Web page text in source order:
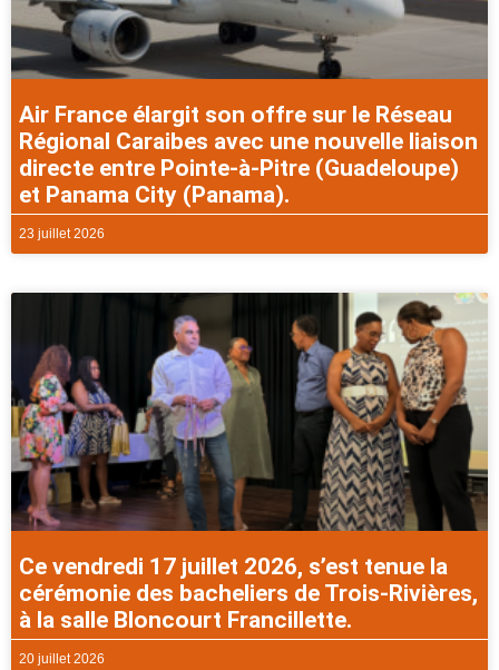
Air France élargit son offre sur le Réseau
Régional Caraibes avec une nouvelle liaison
directe entre Pointe-à-Pitre (Guadeloupe)
et Panama City (Panama).
23 juillet 2026
Ce vendredi 17 juillet 2026, s’est tenue la
cérémonie des bacheliers de Trois-Rivières,
à la salle Bloncourt Francillette.
20 juillet 2026